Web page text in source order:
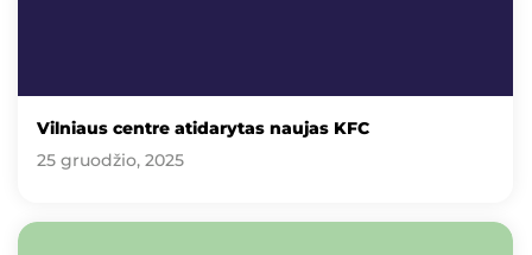
Vilniaus centre atidarytas naujas KFC
25 gruodžio, 2025